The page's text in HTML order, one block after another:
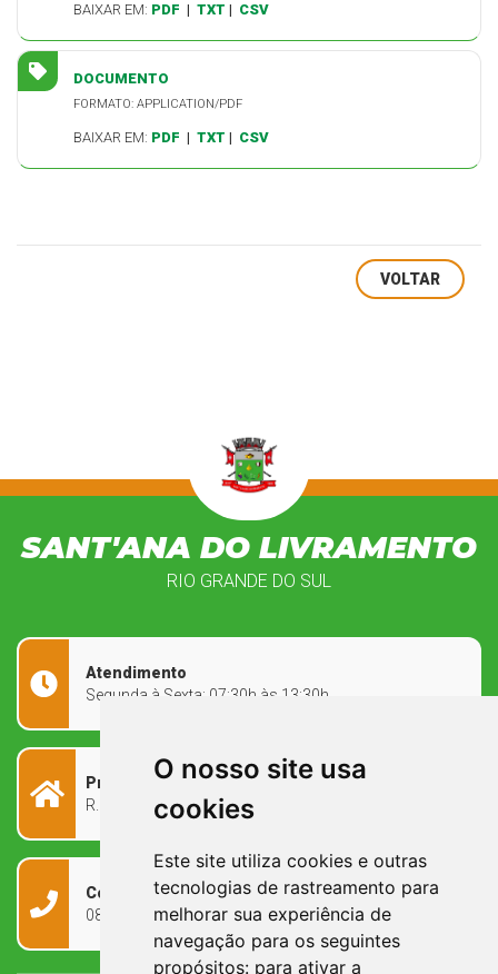
O nosso site usa
cookies
Este site utiliza cookies e outras
tecnologias de rastreamento para
melhorar sua experiência de
navegação para os seguintes
propósitos: para ativar a
BAIXAR EM: PDF | TXT | CSV
DOCUMENTO
FORMATO: APPLICATION/PDF
BAIXAR EM: PDF | TXT | CSV
VOLTAR
SANT'ANA DO LIVRAMENTO
RIO GRANDE DO SUL
Atendimento
Segunda à Sexta: 07:30h às 13:30h
Prefeitura Municipal
R. Rivadávia Corrêa, 858 - Centro - RS, 97573-010
Contato
0800 090 2050